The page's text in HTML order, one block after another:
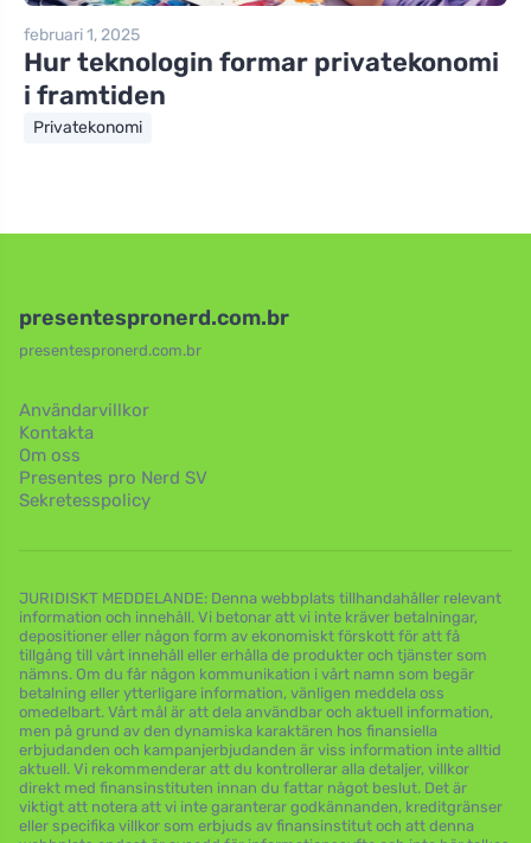
februari 1, 2025
Hur teknologin formar privatekonomi
i framtiden
Privatekonomi
presentespronerd.com.br
presentespronerd.com.br
Användarvillkor
Kontakta
Om oss
Presentes pro Nerd SV
Sekretesspolicy
JURIDISKT MEDDELANDE: Denna webbplats tillhandahåller relevant
information och innehåll. Vi betonar att vi inte kräver betalningar,
depositioner eller någon form av ekonomiskt förskott för att få
tillgång till vårt innehåll eller erhålla de produkter och tjänster som
nämns. Om du får någon kommunikation i vårt namn som begär
betalning eller ytterligare information, vänligen meddela oss
omedelbart. Vårt mål är att dela användbar och aktuell information,
men på grund av den dynamiska karaktären hos finansiella
erbjudanden och kampanjerbjudanden är viss information inte alltid
aktuell. Vi rekommenderar att du kontrollerar alla detaljer, villkor
direkt med finansinstituten innan du fattar något beslut. Det är
viktigt att notera att vi inte garanterar godkännanden, kreditgränser
eller specifika villkor som erbjuds av finansinstitut och att denna